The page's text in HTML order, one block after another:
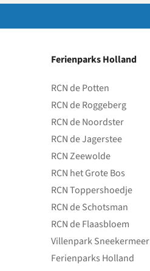
Ferienparks Holland
RCN de Potten
RCN de Roggeberg
RCN de Noordster
RCN de Jagerstee
RCN Zeewolde
RCN het Grote Bos
RCN Toppershoedje
RCN de Schotsman
RCN de Flaasbloem
Villenpark Sneekermeer
Ferienparks Holland